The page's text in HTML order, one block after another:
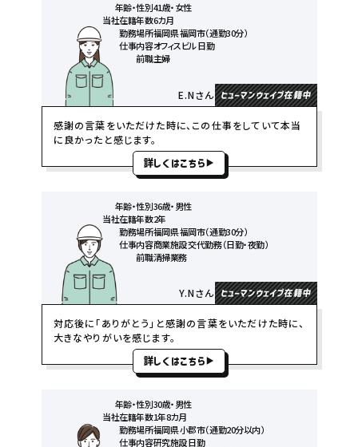
E.Nさん ヒューマンウェイブ在籍中
年齢・性別41歳・女性
当社在籍年数6カ月
勤務場所福岡県 福岡市（通勤30分）
仕事内容オフィスビル 日勤
前職主婦
感謝の言葉をいただけた時に、この仕事をしていて本当
に良かったと感じます。
詳しくはこちら
Y.Nさん ヒューマンウェイブ在籍中
年齢・性別36歳・男性
当社在籍年数2年
勤務場所福岡県 福岡市（通勤30分）
仕事内容商業施設 交代勤務（日勤・夜勤）
前職清掃業務
対応後に「ありがとう」と感謝の言葉をいただけた時に、
大きなやりがいを感じます。
詳しくはこちら
年齢・性別30歳・男性
当社在籍年数1年8カ月
勤務場所福岡県 小郡市（通勤20分以内）
仕事内容研究施設 日勤